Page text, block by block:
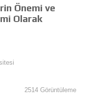
Önemi ve
Olarak
2514 Görüntüleme